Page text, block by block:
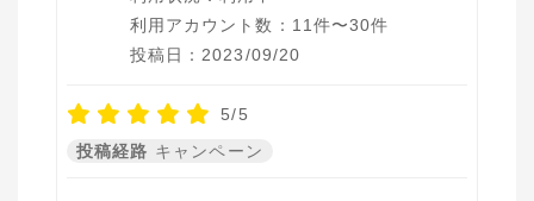
利用アカウント数：11件〜30件
投稿日：2023/09/20
5/5
投稿経路 キャンペーン